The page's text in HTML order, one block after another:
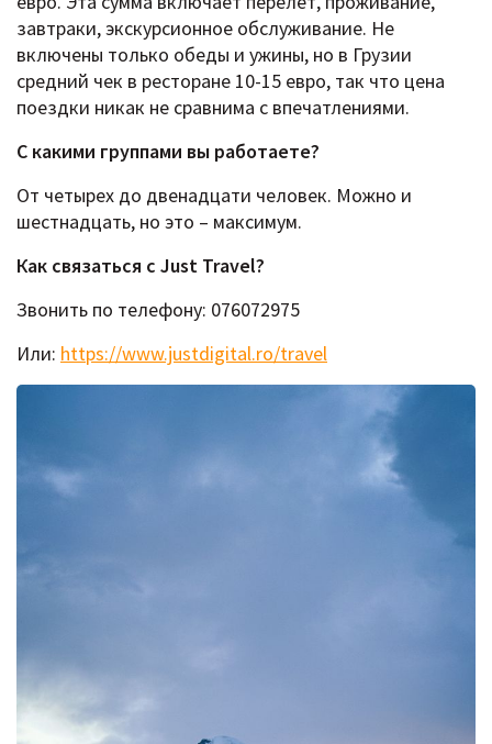
завтраки, экскурсионное обслуживание. Не
включены только обеды и ужины, но в Грузии
средний чек в ресторане 10-15 евро, так что цена
поездки никак не сравнима с впечатлениями.
С какими группами вы работаете?
От четырех до двенадцати человек. Можно и
шестнадцать, но это – максимум.
Как связаться с Just Travel?
Звонить по телефону: 076072975
Или: https://www.justdigital.ro/travel